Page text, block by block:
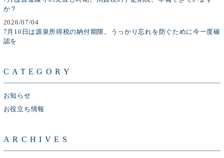
か？
2026/07/04
7月10日は源泉所得税の納付期限。うっかり忘れを防ぐために今一度確
認を
CATEGORY
お知らせ
お役立ち情報
ARCHIVES